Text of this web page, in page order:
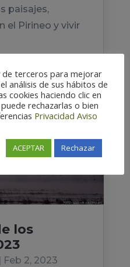
paisajes,
el Pirineo y vivir
los
Feb 2, 2023
de terceros para mejorar
análisis de sus hábitos de
cookies haciendo clic en
rechazarlas o bien
Privacidad Aviso
ACEPTAR Rechazar